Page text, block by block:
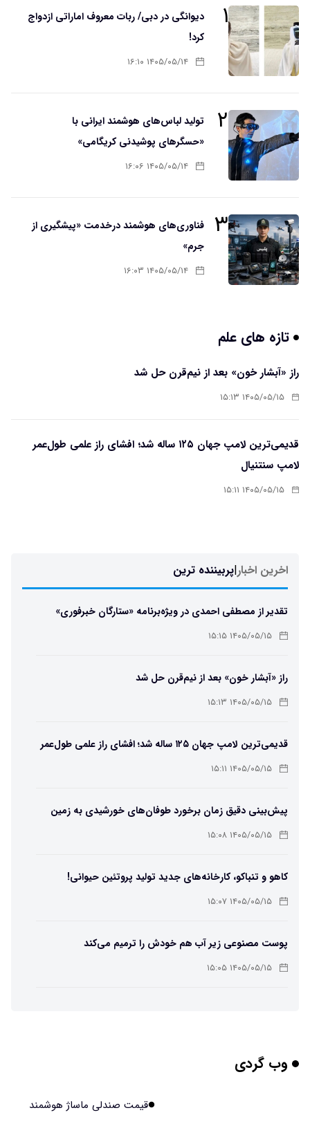
۱
دیوانگی در دبی/ ربات معروف اماراتی ازدواج
کرد!
۱۴۰۵/۰۵/۱۴ ۱۶:۱۰
۲
تولید لباس‌های هوشمند ایرانی با
«حسگرهای پوشیدنی کریگامی»
۱۴۰۵/۰۵/۱۴ ۱۶:۰۶
۳
فناوری‌های هوشمند درخدمت «پیشگیری از
جرم»
۱۴۰۵/۰۵/۱۴ ۱۶:۰۳
تازه های علم
راز «آبشار خون» بعد از نیم‌قرن حل شد
۱۴۰۵/۰۵/۱۵ ۱۵:۱۳
قدیمی‌ترین لامپ جهان ۱۲۵ ساله شد؛ افشای راز علمی طول‌عمر
لامپ سنتنیال
۱۴۰۵/۰۵/۱۵ ۱۵:۱۱
اخرین اخبار|پربیننده ترین
تقدیر از مصطفی احمدی در ویژه‌برنامه «ستارگان خبرفوری»
۱۴۰۵/۰۵/۱۵ ۱۵:۱۵
راز «آبشار خون» بعد از نیم‌قرن حل شد
۱۴۰۵/۰۵/۱۵ ۱۵:۱۳
قدیمی‌ترین لامپ جهان ۱۲۵ ساله شد؛ افشای راز علمی طول‌عمر
لامپ سنتنیال
۱۴۰۵/۰۵/۱۵ ۱۵:۱۱
پیش‌بینی دقیق زمان برخورد طوفان‌های خورشیدی به زمین
ممکن شد
۱۴۰۵/۰۵/۱۵ ۱۵:۰۸
کاهو و تنباکو، کارخانه‌های جدید تولید پروتئین حیوانی!
۱۴۰۵/۰۵/۱۵ ۱۵:۰۷
پوست مصنوعی زیر آب هم خودش را ترمیم می‌کند
۱۴۰۵/۰۵/۱۵ ۱۵:۰۵
برنج فضایی چین به مرحله برداشت رسید
وب گردی
قیمت صندلی ماساژ هوشمند